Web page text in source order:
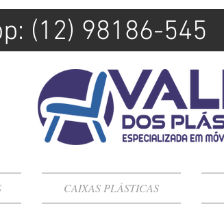
CAIXAS PLÁSTICAS
(12) 98186-545